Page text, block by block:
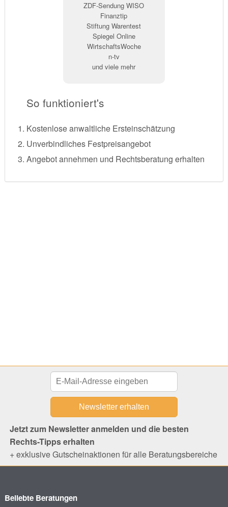
ZDF-Sendung WISO
Finanztip
Stiftung Warentest
Spiegel Online
WirtschaftsWoche
n-tv
und viele mehr
So funktioniert's
Kostenlose anwaltliche Ersteinschätzung
Unverbindliches Festpreisangebot
Angebot annehmen und Rechtsberatung erhalten
Jetzt zum Newsletter anmelden und die besten
Rechts-Tipps erhalten
+ exklusive Gutscheinaktionen für alle Beratungsbereiche
Beliebte Beratungen